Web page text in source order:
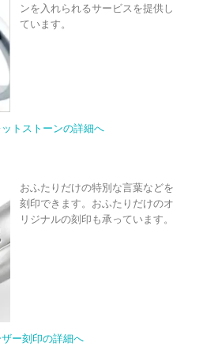
ンを入れられるサービスを提供し
ています。
トストーンの詳細へ
おふたりだけの特別な言葉などを
刻印できます。おふたりだけのオ
リジナルの刻印も承っています。
ザー刻印の詳細へ